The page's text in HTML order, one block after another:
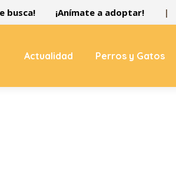
busca! ¡Anímate a adoptar! |
Actualidad Perros y Gatos